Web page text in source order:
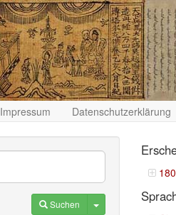
Impressum Datenschutzerklärung
Suchen Toggle Dropdown